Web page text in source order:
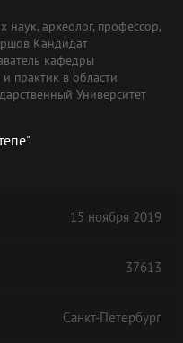
археолог, профессор,
Кандидат
кафедры
практик в области
Университет
15 ноября 2019
37613
Санкт-Петербург